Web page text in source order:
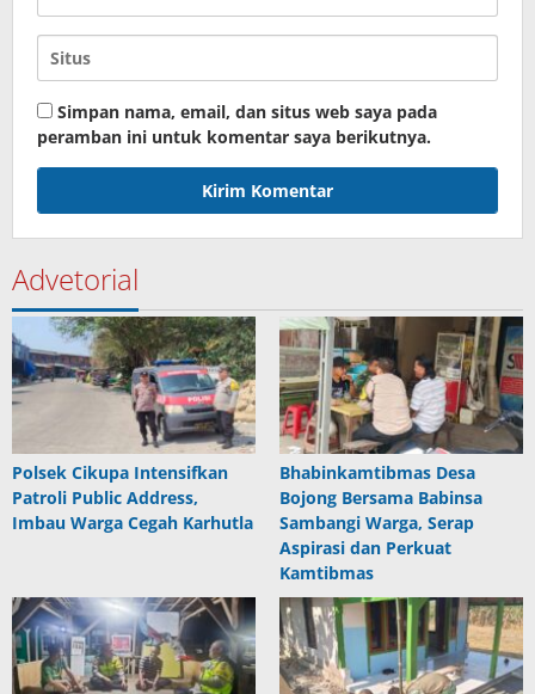
Simpan nama, email, dan situs web saya pada
peramban ini untuk komentar saya berikutnya.
Advetorial
Polsek Cikupa Intensifkan
Patroli Public Address,
Imbau Warga Cegah Karhutla
Bhabinkamtibmas Desa
Bojong Bersama Babinsa
Sambangi Warga, Serap
Aspirasi dan Perkuat
Kamtibmas